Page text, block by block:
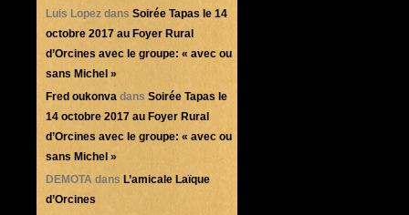
Luis Lopez dans Soirée Tapas le 14
octobre 2017 au Foyer Rural
d’Orcines avec le groupe: « avec ou
sans Michel »
Fred oukonva dans Soirée Tapas le
14 octobre 2017 au Foyer Rural
d’Orcines avec le groupe: « avec ou
sans Michel »
DEMOTA dans L’amicale Laïque
d’Orcines